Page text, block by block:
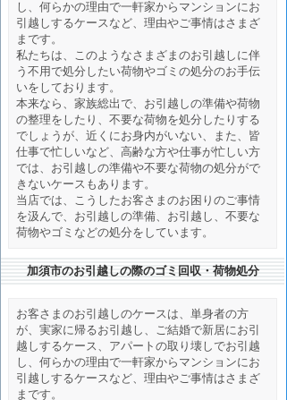
し、何らかの理由で一軒家からマンションにお
引越しするケースなど、理由やご事情はさまざ
まです。
私たちは、このようなさまざまのお引越しに伴
う不用で処分したい荷物やゴミの処分のお手伝
いをしております。
本来なら、家族総出で、お引越しの準備や荷物
の整理をしたり、不要な荷物を処分したりする
でしょうが、近くにお身内がいない、また、皆
仕事で忙しいなど、高齢な方や仕事が忙しい方
では、お引越しの準備や不要な荷物の処分がで
きないケースもあります。
当店では、こうしたお客さまのお困りのご事情
を汲んで、お引越しの準備、お引越し、不要な
荷物やゴミなどの処分をしています。
加須市のお引越しの際のゴミ回収・荷物処分
お客さまのお引越しのケースは、単身者の方
が、実家に帰るお引越し、ご結婚で新居にお引
越しするケース、アパートの取り壊しでお引越
し、何らかの理由で一軒家からマンションにお
引越しするケースなど、理由やご事情はさまざ
まです。